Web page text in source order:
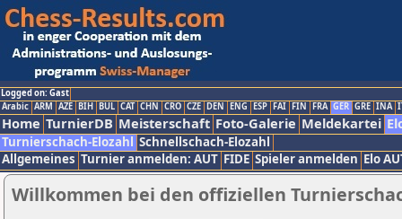
Logged on: Gast
Arabic ARM AZE BIH BUL CAT CHN CRO CZE DEN ENG ESP FAI FIN FRA GER GRE INA
Home TurnierDB Meisterschaft Foto-Galerie Meldekartei
Turnierschach-Elozahl Schnellschach-Elozahl
Allgemeines Turnier anmelden: AUT FIDE Spieler anmelden Elo
Willkommen bei den offiziellen